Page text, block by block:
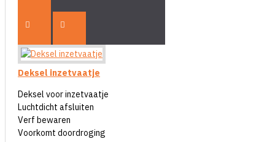
Deksel inzetvaatje
Deksel voor inzetvaatje
Luchtdicht afsluiten
Verf bewaren
Voorkomt doordroging